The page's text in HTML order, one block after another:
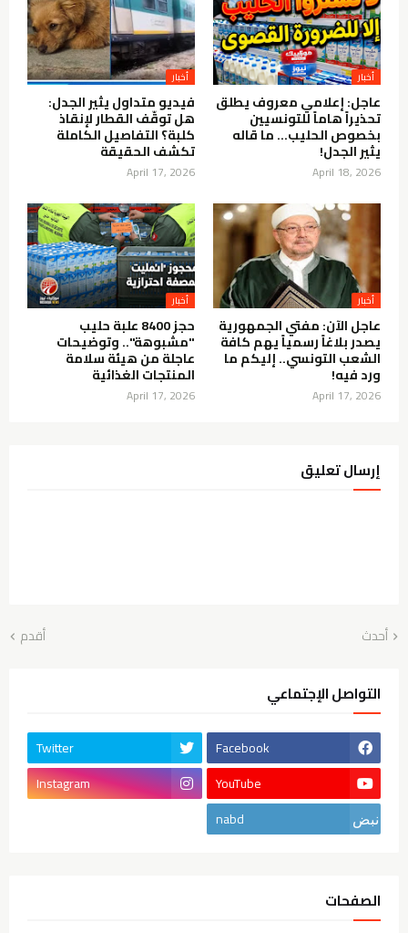
عاجل: إعلامي معروف يطلق
تحذيراً هاماً للتونسيين
بخصوص الحليب… ما قاله
يثير الجدل!
April 18, 2026
فيديو متداول يثير الجدل:
هل توقّف القطار لإنقاذ
كلبة؟ التفاصيل الكاملة
تكشف الحقيقة
April 17, 2026
عاجل الآن: مفتي الجمهورية
يصدر بلاغاً رسمياً يهم كافة
الشعب التونسي.. إليكم ما
ورد فيه!
April 17, 2026
حجز 8400 علبة حليب
"مشبوهة".. وتوضيحات
عاجلة من هيئة سلامة
المنتجات الغذائية
April 17, 2026
إرسال تعليق
أحدث أقدم
التواصل الإجتماعي
Facebook
Twitter
YouTube
Instagram
nabd
الصفحات